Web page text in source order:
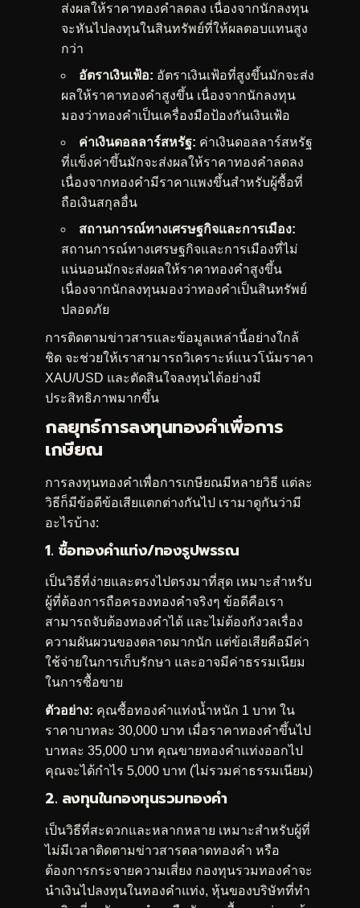
ส่งผลให้ราคาทองคำลดลง เนื่องจากนักลงทุน
จะหันไปลงทุนในสินทรัพย์ที่ให้ผลตอบแทนสูง
กว่า
อัตราเงินเฟ้อ: อัตราเงินเฟ้อที่สูงขึ้นมักจะส่ง
ผลให้ราคาทองคำสูงขึ้น เนื่องจากนักลงทุน
มองว่าทองคำเป็นเครื่องมือป้องกันเงินเฟ้อ
ค่าเงินดอลลาร์สหรัฐ: ค่าเงินดอลลาร์สหรัฐ
ที่แข็งค่าขึ้นมักจะส่งผลให้ราคาทองคำลดลง
เนื่องจากทองคำมีราคาแพงขึ้นสำหรับผู้ซื้อที่
ถือเงินสกุลอื่น
สถานการณ์ทางเศรษฐกิจและการเมือง:
สถานการณ์ทางเศรษฐกิจและการเมืองที่ไม่
แน่นอนมักจะส่งผลให้ราคาทองคำสูงขึ้น
เนื่องจากนักลงทุนมองว่าทองคำเป็นสินทรัพย์
ปลอดภัย
การติดตามข่าวสารและข้อมูลเหล่านี้อย่างใกล้
ชิด จะช่วยให้เราสามารถวิเคราะห์แนวโน้มราคา
XAU/USD และตัดสินใจลงทุนได้อย่างมี
ประสิทธิภาพมากขึ้น
กลยุทธ์การลงทุนทองคำเพื่อการ
เกษียณ
การลงทุนทองคำเพื่อการเกษียณมีหลายวิธี แต่ละ
วิธีก็มีข้อดีข้อเสียแตกต่างกันไป เรามาดูกันว่ามี
อะไรบ้าง:
1. ซื้อทองคำแท่ง/ทองรูปพรรณ
เป็นวิธีที่ง่ายและตรงไปตรงมาที่สุด เหมาะสำหรับ
ผู้ที่ต้องการถือครองทองคำจริงๆ ข้อดีคือเรา
สามารถจับต้องทองคำได้ และไม่ต้องกังวลเรื่อง
ความผันผวนของตลาดมากนัก แต่ข้อเสียคือมีค่า
ใช้จ่ายในการเก็บรักษา และอาจมีค่าธรรมเนียม
ในการซื้อขาย
ตัวอย่าง: คุณซื้อทองคำแท่งน้ำหนัก 1 บาท ใน
ราคาบาทละ 30,000 บาท เมื่อราคาทองคำขึ้นไป
บาทละ 35,000 บาท คุณขายทองคำแท่งออกไป
คุณจะได้กำไร 5,000 บาท (ไม่รวมค่าธรรมเนียม)
2. ลงทุนในกองทุนรวมทองคำ
เป็นวิธีที่สะดวกและหลากหลาย เหมาะสำหรับผู้ที่
ไม่มีเวลาติดตามข่าวสารตลาดทองคำ หรือ
ต้องการกระจายความเสี่ยง กองทุนรวมทองคำจะ
นำเงินไปลงทุนในทองคำแท่ง, หุ้นของบริษัทที่ทำ